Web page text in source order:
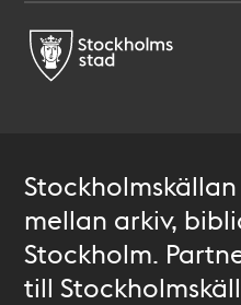
mellan arkiv,
Stockholm.
till